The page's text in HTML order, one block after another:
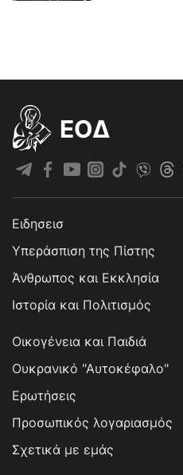
EOΔ
Ειδησεισ
Υπεράσπιση της Πίστης
Άνθρωπος και Εκκλησία
Ιστορία και Πολιτισμός
Οικογένεια και Παιδιά
Ουκρανικό "Αυτοκέφαλο"
Ερωτήσεις
Προσωπικός λογαριασμός
Σχετικά με εμάς